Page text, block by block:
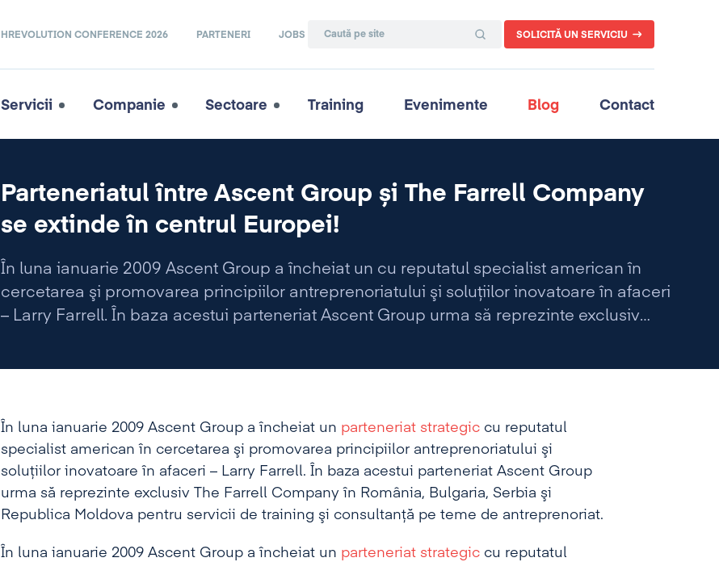
HREVOLUTION CONFERENCE 2026 PARTENERI JOBS SOLICITĂ UN SERVICIU
Servicii Companie Sectoare Training Evenimente Blog Contact
Parteneriatul între Ascent Group și The Farrell Company
se extinde în centrul Europei!
În luna ianuarie 2009 Ascent Group a încheiat un cu reputatul specialist american în
cercetarea şi promovarea principiilor antreprenoriatului şi soluţiilor inovatoare în afaceri
– Larry Farrell. În baza acestui parteneriat Ascent Group urma să reprezinte exclusiv
În luna ianuarie 2009 Ascent Group a încheiat un parteneriat strategiccu reputatul
specialist american în cercetarea şi promovarea principiilor antreprenoriatului şi
soluţiilor inovatoare în afaceri – Larry Farrell. În baza acestui parteneriat Ascent Group
urma să reprezinte exclusiv The Farrell Company în România, Bulgaria, Serbia şi
Republica Moldova pentru servicii de training şi consultanţă pe teme de antreprenoriat.
În luna ianuarie 2009 Ascent Group a încheiat un parteneriat strategiccu reputatul